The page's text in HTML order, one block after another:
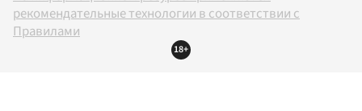
рекомендательные технологии в соответствии с
Правилами
18+